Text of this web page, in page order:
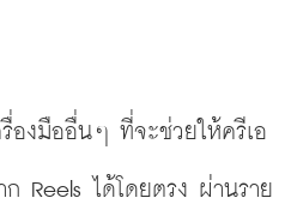
องมืออื่นๆ ที่จะช่วยให้ครีเอ
ก Reels ได้โดยตรง ผ่านราย